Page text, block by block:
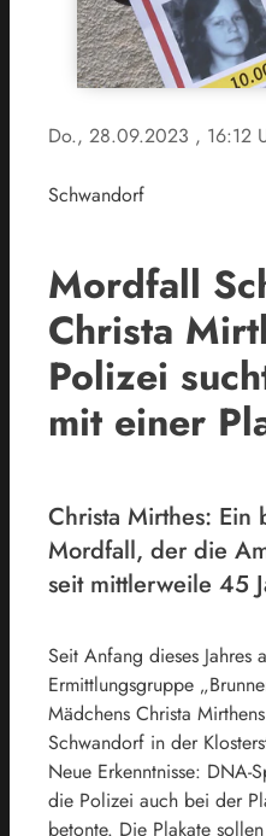
Do., 28.09.2023 , 16:12
Schwandorf
Mordfall
Christa
Polizei
mit einer
Christa Mirthes: Ein
Mordfall, der die
seit mittlerweile 45
Seit Anfang dieses
Ermittlungsgruppe
Mädchens Christa
Schwandorf in der
Neue Erkenntnisse:
die Polizei auch bei der
betonte. Die Plakate